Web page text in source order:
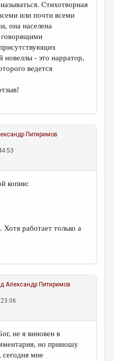
Стихотворная
или почти всеми
она населена
говорящими
новеллы - это нарратор,
ведется
Питиримов
копии:
работает только а
Александр Питиримов
не я виновен в
но приношу
сегодня мне